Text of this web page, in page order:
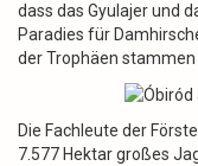
dass das Gyulajer und
Paradies für
der Trophäen stammen
Die Fachleute der
7.577 Hektar großes